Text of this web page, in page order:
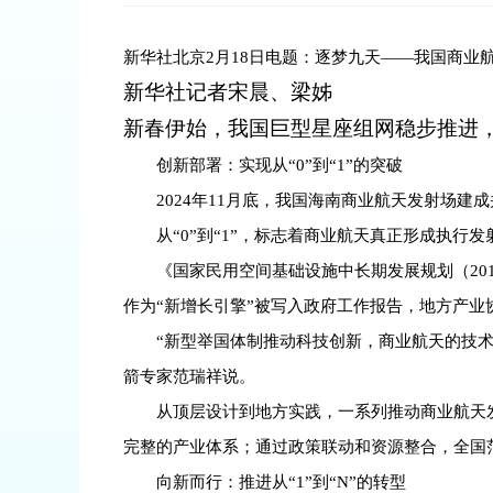
新华社北京2月18日电题：逐梦九天——我国商业
新华社记者宋晨、梁姊
新春伊始，我国巨型星座组网稳步推进
创新部署：实现从“0”到“1”的突破
2024年11月底，我国海南商业航天发射场建
从“0”到“1”，标志着商业航天真正形成执行
《国家民用空间基础设施中长期发展规划（
作为“新增长引擎”被写入政府工作报告，地方产业
“新型举国体制推动科技创新，商业航天的技
箭专家范瑞祥说。
从顶层设计到地方实践，一系列推动商业航
完整的产业体系；通过政策联动和资源整合，全
向新而行：推进从“1”到“N”的转型